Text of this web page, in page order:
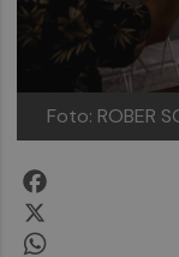
Foto: ROBER